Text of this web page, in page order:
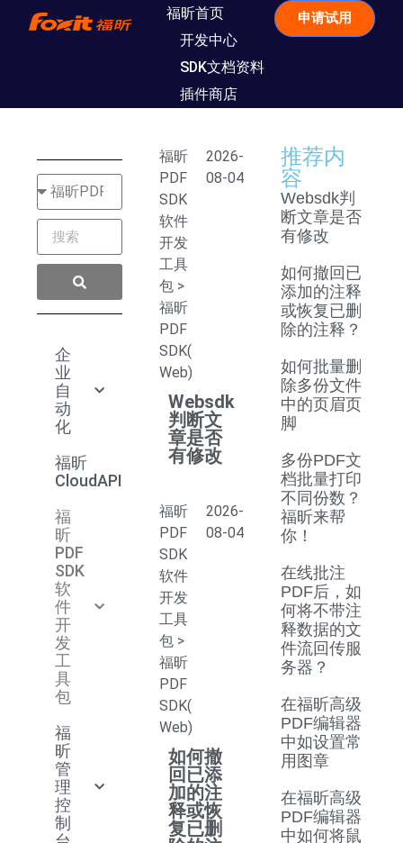
福昕首页
开发中心
SDK文档资料
插件商店
申请试用
企
业
自
动
化
福昕
CloudAPI
福
昕
PDF
SDK
软
件
开
发
工
具
包
福
昕
管
理
控
制
福昕
PDF
SDK
软件
开发
工具
包>
福昕
PDF
SDK(
Web)
2026-
08-04
Websdk
判断文
章是否
有修改
福昕
PDF
SDK
软件
开发
工具
包>
福昕
PDF
SDK(
Web)
2026-
08-04
如何撤
回已添
加的注
释或恢
复已删
推荐内
容
Websdk判
断文章是否
有修改
如何撤回已
添加的注释
或恢复已删
除的注释？
如何批量删
除多份文件
中的页眉页
脚
多份PDF文
档批量打印
不同份数？
福昕来帮
你！
在线批注
PDF后，如
何将不带注
释数据的文
件流回传服
务器？
在福昕高级
PDF编辑器
中如设置常
用图章
在福昕高级
PDF编辑器
中如何将鼠